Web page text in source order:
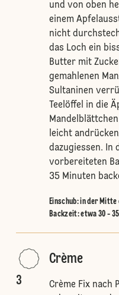
und von oben
einem
nicht
das Loch ein
Butter mit
gemahlenen
Sultaninen
Teelöffel in die
leicht
dazugiessen. In
vorbereiteten
35 Minuten
Einschub:in der Mitte
Backzeit: etwa 30 -
3
Crème
Crème Fix nach